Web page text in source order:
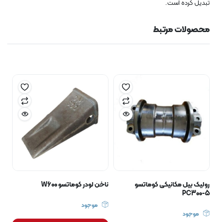
تبدیل کرده است.
محصولات مرتبط
رولیک بیل مکانیکی کوماتسو
PC300-5
موجود
ناخن لودر کوماتسو W600
موجود